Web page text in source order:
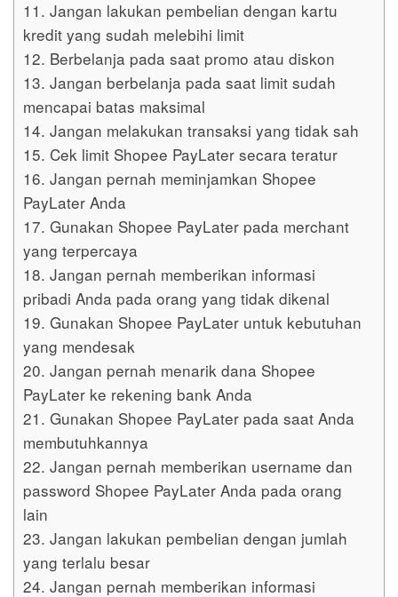
11. Jangan lakukan pembelian dengan kartu
kredit yang sudah melebihi limit
12. Berbelanja pada saat promo atau diskon
13. Jangan berbelanja pada saat limit sudah
mencapai batas maksimal
14. Jangan melakukan transaksi yang tidak sah
15. Cek limit Shopee PayLater secara teratur
16. Jangan pernah meminjamkan Shopee
PayLater Anda
17. Gunakan Shopee PayLater pada merchant
yang terpercaya
18. Jangan pernah memberikan informasi
pribadi Anda pada orang yang tidak dikenal
19. Gunakan Shopee PayLater untuk kebutuhan
yang mendesak
20. Jangan pernah menarik dana Shopee
PayLater ke rekening bank Anda
21. Gunakan Shopee PayLater pada saat Anda
membutuhkannya
22. Jangan pernah memberikan username dan
password Shopee PayLater Anda pada orang
lain
23. Jangan lakukan pembelian dengan jumlah
yang terlalu besar
24. Jangan pernah memberikan informasi